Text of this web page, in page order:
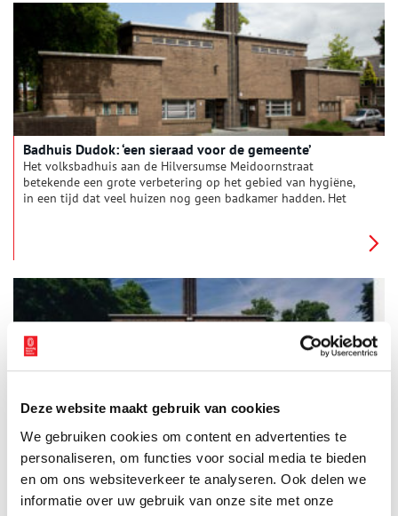
Deze website maakt gebruik van cookies
We gebruiken cookies om content en advertenties te
personaliseren, om functies voor social media te bieden
en om ons websiteverkeer te analyseren. Ook delen we
informatie over uw gebruik van onze site met onze
Badhuis Dudok: ‘een sieraad voor de gemeente’
Het volksbadhuis aan de Hilversumse Meidoornstraat
betekende een grote verbetering op het gebied van hygiëne,
in een tijd dat veel huizen nog geen badkamer hadden. Het
Nu staan we er niet meer bij stil. Maar nog niet eens honderd
jaar geleden behoorde het douchen niet tot het dagelijkse
ritueel. De huizen hadden geen stromend water, laat staan
warm water. Badarts-inspecteur dokter Francken uit
Scheveningen trok aan de bel. Hij vond dat een grondig